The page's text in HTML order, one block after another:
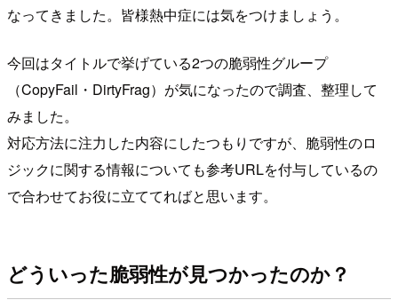
なってきました。皆様熱中症には気をつけましょう。
今回はタイトルで挙げている2つの脆弱性グループ
（CopyFail・DirtyFrag）が気になったので調査、整理して
みました。
対応方法に注力した内容にしたつもりですが、脆弱性のロ
ジックに関する情報についても参考URLを付与しているの
で合わせてお役に立ててればと思います。
どういった脆弱性が見つかったのか？